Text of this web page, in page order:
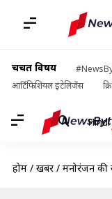
चर्चित विषय
आर्टिफिशियल इंटेलिजेंस
Hindi
होम / खबरें / मनोरंजन की